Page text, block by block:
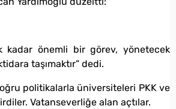
kadar önemli bir görev, yönetecek
taşımaktır” dedi.
politikalarla üniversiteleri PKK ve
Vatanseverliğe alan açtılar.